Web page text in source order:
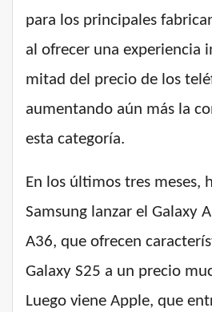
para los principales
al ofrecer una experiencia
mitad del precio de los
aumentando aún más la
esta categoría.
En los últimos tres meses,
Samsung lanzar el Galaxy
A36, que ofrecen
Galaxy S25 a un precio
Luego viene Apple, que